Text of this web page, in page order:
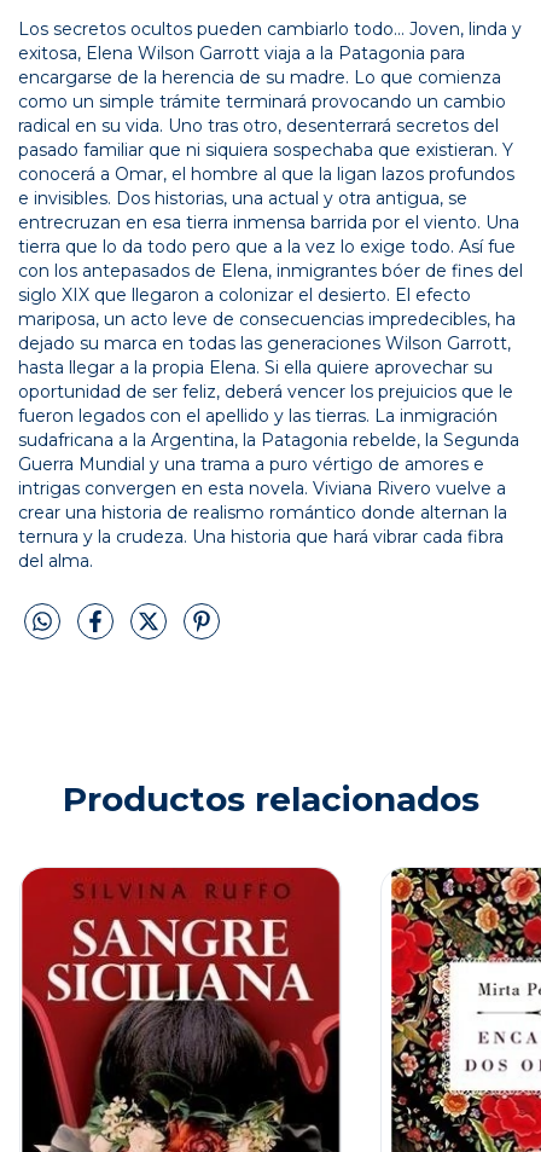
Los secretos ocultos pueden cambiarlo todo... Joven, linda y
exitosa, Elena Wilson Garrott viaja a la Patagonia para
encargarse de la herencia de su madre. Lo que comienza
como un simple trámite terminará provocando un cambio
radical en su vida. Uno tras otro, desenterrará secretos del
pasado familiar que ni siquiera sospechaba que existieran. Y
conocerá a Omar, el hombre al que la ligan lazos profundos
e invisibles. Dos historias, una actual y otra antigua, se
entrecruzan en esa tierra inmensa barrida por el viento. Una
tierra que lo da todo pero que a la vez lo exige todo. Así fue
con los antepasados de Elena, inmigrantes bóer de fines del
siglo XIX que llegaron a colonizar el desierto. El efecto
mariposa, un acto leve de consecuencias impredecibles, ha
dejado su marca en todas las generaciones Wilson Garrott,
hasta llegar a la propia Elena. Si ella quiere aprovechar su
oportunidad de ser feliz, deberá vencer los prejuicios que le
fueron legados con el apellido y las tierras. La inmigración
sudafricana a la Argentina, la Patagonia rebelde, la Segunda
Guerra Mundial y una trama a puro vértigo de amores e
intrigas convergen en esta novela. Viviana Rivero vuelve a
crear una historia de realismo romántico donde alternan la
ternura y la crudeza. Una historia que hará vibrar cada fibra
del alma.
Productos relacionados